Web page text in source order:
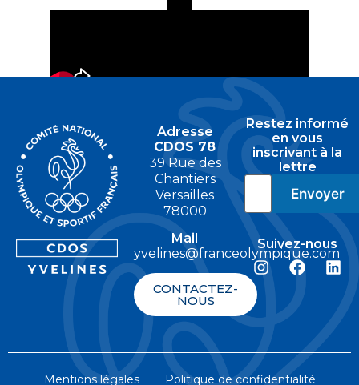
Adresse
CDOS 78
39 Rue des
Chantiers
Versailles
78000
Mail
yvelines@franceolympique.com
CONTACTEZ-
NOUS
Restez informé
en vous
inscrivant à la
lettre
Suivez-nous
Mentions légales Politique de confidentialité